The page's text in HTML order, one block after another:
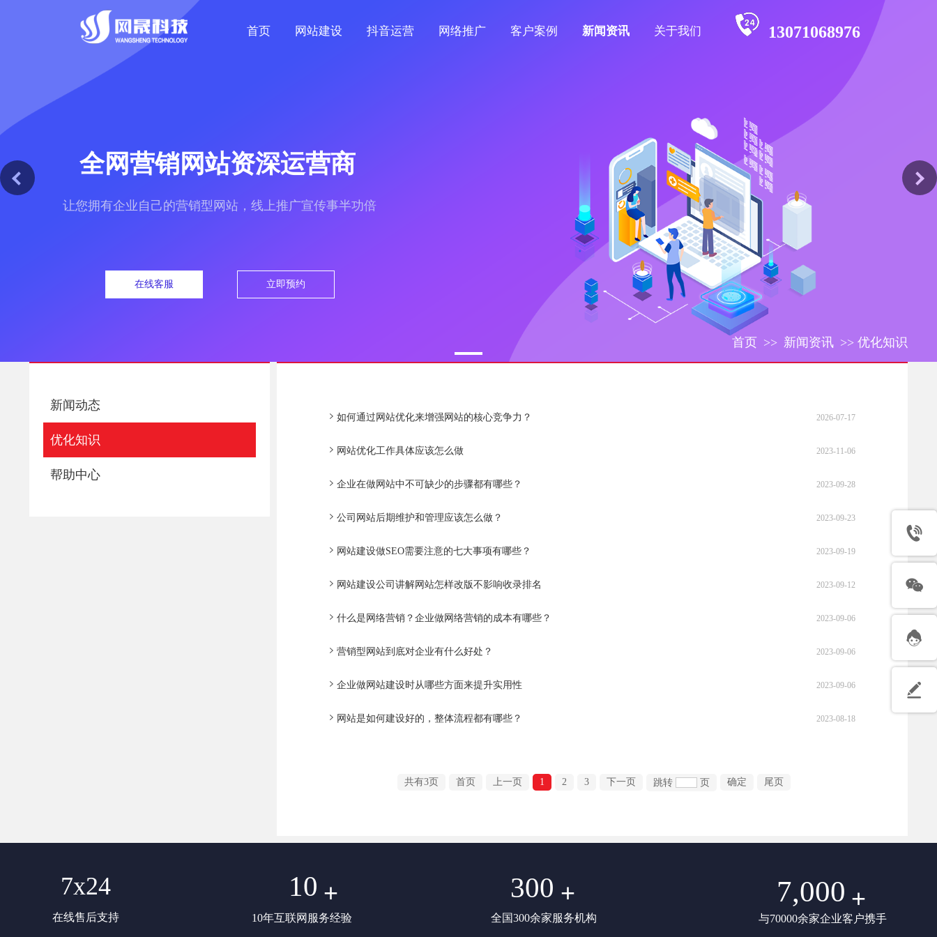
首页 网站建设 抖音运营 网络推广 客户案例 新闻资讯 关于我们
全网营销网站资深运营商
让您拥有企业自己的营销型网站，线上推广宣传事半功倍
在线客服 立即预约
13071068976
首页 >> 新闻资讯 >> 优化知识
新闻动态
优化知识
帮助中心
如何通过网站优化来增强网站的核心竞争力？ 2026-07-17
网站优化工作具体应该怎么做 2023-11-06
企业在做网站中不可缺少的步骤都有哪些？ 2023-09-28
公司网站后期维护和管理应该怎么做？ 2023-09-23
网站建设做SEO需要注意的七大事项有哪些？ 2023-09-19
网站建设公司讲解网站怎样改版不影响收录排名 2023-09-12
什么是网络营销？企业做网络营销的成本有哪些？ 2023-09-06
营销型网站到底对企业有什么好处？ 2023-09-06
企业做网站建设时从哪些方面来提升实用性 2023-09-06
网站是如何建设好的，整体流程都有哪些？ 2023-08-18
共有3页 首页 上一页 1 2 3 下一页 跳转 页 确定 尾页
7x24
在线售后支持 10年互联网服务经验
10 + 300
全国300余家服务机构
7,000
与70000余家企业客户携手
+ +